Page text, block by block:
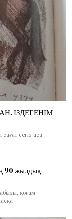
ІЗДЕГЕНІМ
сегіз аса
90 жылдық
қоғам